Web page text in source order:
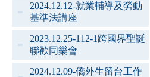
2024.12.12-就業輔導及勞動
基準法講座
2023.12.25-112-1跨國界聖誕
聯歡同樂會
2024.12.09-僑外生留台工作